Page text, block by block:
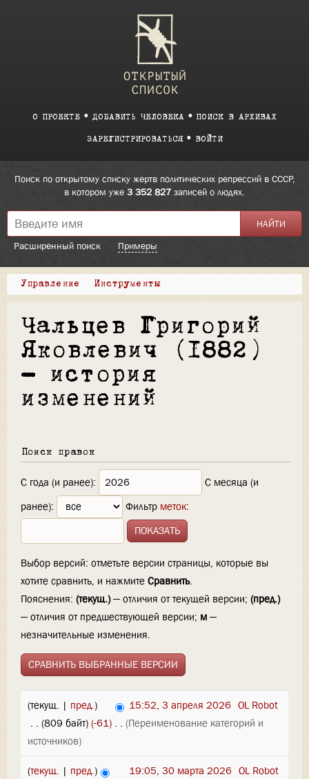
О ПРОЕКТЕ ДОБАВИТЬ ЧЕЛОВЕКА ПОИСК В АРХИВАХ
ЗАРЕГИСТРИРОВАТЬСЯ ВОЙТИ
Поиск по открытому списку жертв политических репрессий в СССР,
в котором уже 3 352 827 записей о людях.
Расширенный поиск Примеры
Управление Инструменты
Чальцев Григорий
Яковлевич (1882)
— история
изменений
Поиск правок
С года (и ранее):
С месяца (и
ранее):
Фильтр меток:
Выбор версий: отметьте версии страницы, которые вы
хотите сравнить, и нажмите Сравнить.
Пояснения: (текущ.)— отличия от текущей версии; (пред.)
— отличия от предшествующей версии; м —
незначительные изменения.
(текущ. | пред.) 15:52, 3 апреля 2026 OL Robot
. . (809 байт) (-61) . . (Переименование категорий и
источников)
(текущ. | пред.) 19:05, 30 марта 2026 OL Robot